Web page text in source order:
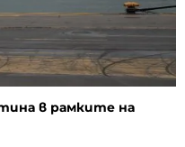
в рамките на